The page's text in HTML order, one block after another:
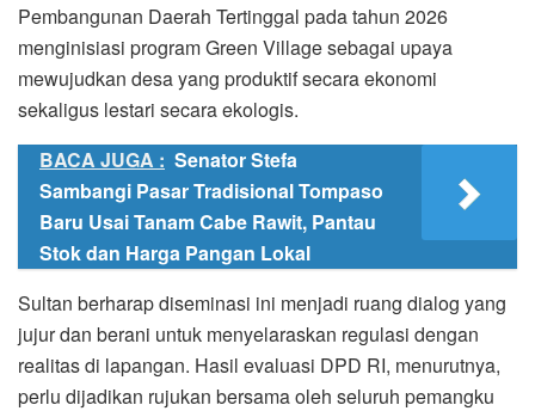
Pembangunan Daerah Tertinggal pada tahun 2026
menginisiasi program Green Village sebagai upaya
mewujudkan desa yang produktif secara ekonomi
sekaligus lestari secara ekologis.
BACA JUGA : Senator Stefa
Sambangi Pasar Tradisional Tompaso
Baru Usai Tanam Cabe Rawit, Pantau
Stok dan Harga Pangan Lokal
Sultan berharap diseminasi ini menjadi ruang dialog yang
jujur dan berani untuk menyelaraskan regulasi dengan
realitas di lapangan. Hasil evaluasi DPD RI, menurutnya,
perlu dijadikan rujukan bersama oleh seluruh pemangku